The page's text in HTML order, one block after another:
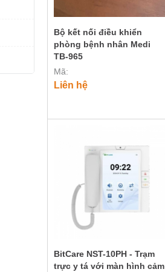
Bộ kết nối điều khiển
phòng bệnh nhân Medi
TB-965
Mã:
Liên hệ
BitCare NST-10PH - Trạm
trực y tá với màn hình cảm